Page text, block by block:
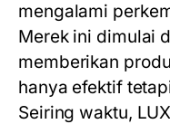
mengalami
Merek ini dimulai
memberikan
hanya efektif
Seiring waktu,